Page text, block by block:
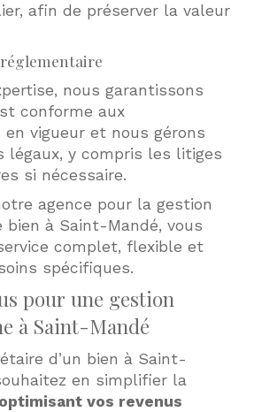
afin de préserver la valeur
nous garantissons
conforme aux
vigueur et nous gérons
légaux, y compris les litiges
si nécessaire.
agence pour la gestion
bien à Saint-Mandé, vous
complet, flexible et
spécifiques.
pour une gestion
à Saint-Mandé
d’un bien à Saint-
en simplifier la
optimisant vos revenus